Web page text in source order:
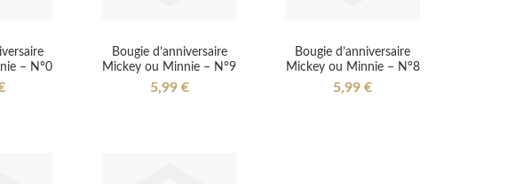
– N°0
Bougie d’anniversaire
Mickey ou Minnie – N°9
5,99 €
Bougie d’anniversaire
Mickey ou Minnie – N°8
5,99 €